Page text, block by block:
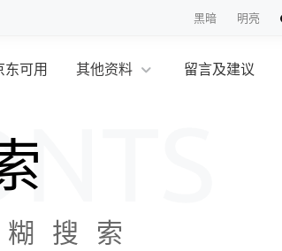
黑暗 明亮
东可用 其他资料 留言及建议
搜索